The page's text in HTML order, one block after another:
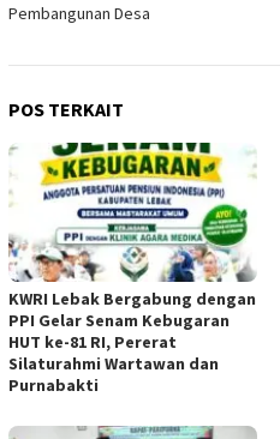
Pembangunan Desa
POS TERKAIT
KWRI Lebak Bergabung dengan
PPI Gelar Senam Kebugaran
HUT ke-81 RI, Pererat
Silaturahmi Wartawan dan
Purnabakti